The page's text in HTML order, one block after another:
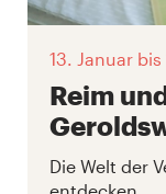
13. Januar bis
Reim
Die Welt der